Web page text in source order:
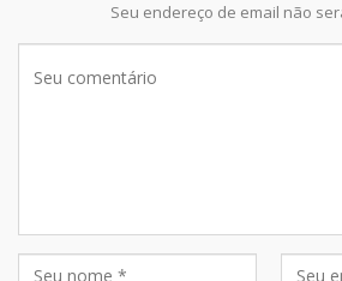
Seu endereço de email não